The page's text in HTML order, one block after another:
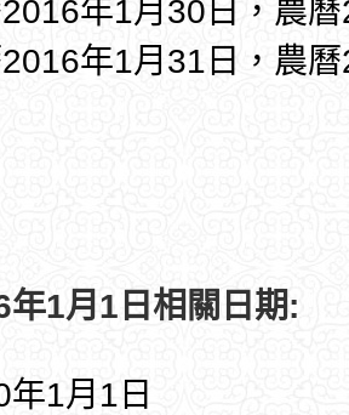
2016年1月30日，農
2016年1月31日，農
年1月1日相關日期:
年1月1日